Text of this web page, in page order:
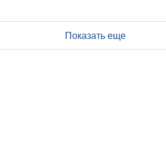
Показать еще